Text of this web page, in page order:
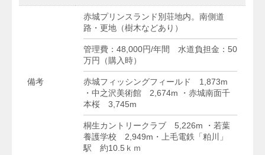
備考
赤城プリンスランド別荘地内。南側道
路・更地（樹木などあり）
管理費：48,000円/年間 水道負担金：50
万円（購入時）
赤城フィッシングフィールド 1,873m
・中之沢美術館 2,674m ・赤城南面千
本桜 3,745m
桐生カントリークラブ 5,226m ・若葉
養護学校 2,949m・上毛電鉄「粕川」
駅 約10.5ｋｍ